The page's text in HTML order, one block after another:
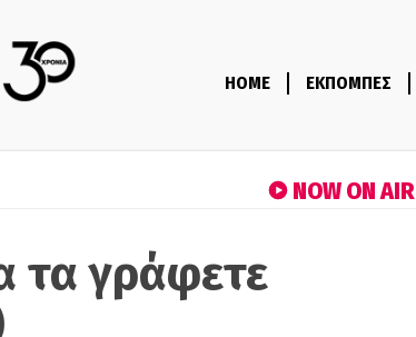
HOME ΕΚΠΟΜΠΕΣ
NOW ON AIR
τα γράφετε